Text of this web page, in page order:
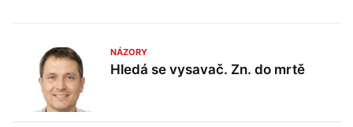
NÁZORY
Hledá se vysavač. Zn. do mrtě